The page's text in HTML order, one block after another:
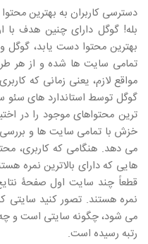
دسترسی کاربران به بهترین
بله! گوگل دارای چنین هدف با
بهترین محتوا دست یابد، گوگل
تمامی سایت ها شده و از هر
مواقع لازم، یعنی زمانی که
گوگل توسط استاندارد های سئو
ترین محتواهای موجود را در
خزش با تمامی سایت ها و
می دهد. هنگامی که کاربری،
هایی که دارای بالاترین نمره
قطعاً چند سایت اول صفحۀ نتایج
نمره هستند. تصور کنید سایتی
می شود، چگونه سایتی است و
رتبه رسیده است.